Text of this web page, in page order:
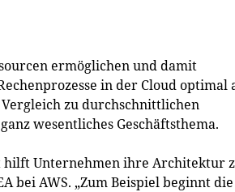
ermöglichen und damit
in der Cloud optimal
zu durchschnittlichen
wesentliches Geschäftsthema.
hilft Unternehmen ihre Architektur
bei AWS. „Zum Beispiel beginnt die